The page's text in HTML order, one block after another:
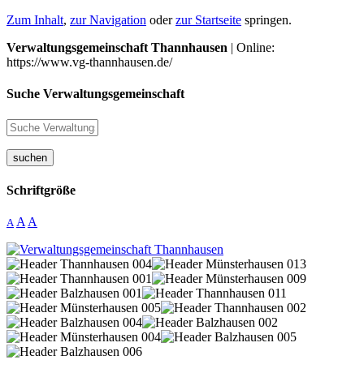
Zum Inhalt, zur Navigation oderzur Startseite springen.
Verwaltungsgemeinschaft Thannhausen | Online:
https://www.vg-thannhausen.de/
Suche Verwaltungsgemeinschaft
suchen
Schriftgröße
A A A